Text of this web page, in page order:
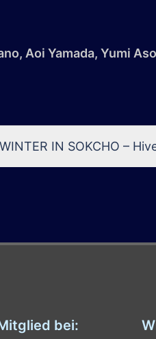
Aoi Yamada, Yumi
WINTER IN SOKCHO –
bei: